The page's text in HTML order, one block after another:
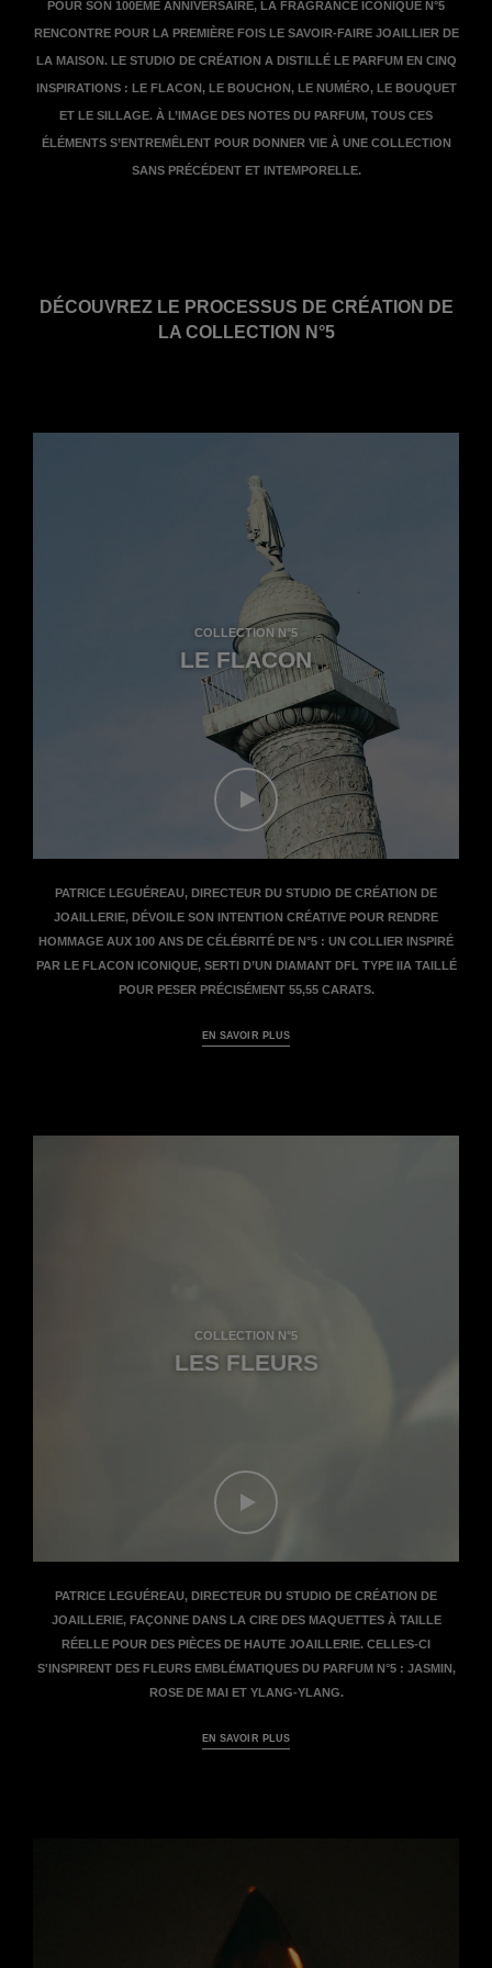
POUR SON 100ÈME ANNIVERSAIRE, LA FRAGRANCE ICONIQUE N°5
RENCONTRE POUR LA PREMIÈRE FOIS LE SAVOIR-FAIRE JOAILLIER DE
LA MAISON. LE STUDIO DE CRÉATION A DISTILLÉ LE PARFUM EN CINQ
INSPIRATIONS : LE FLACON, LE BOUCHON, LE NUMÉRO, LE BOUQUET
ET LE SILLAGE. À L’IMAGE DES NOTES DU PARFUM, TOUS CES
ÉLÉMENTS S’ENTREMÊLENT POUR DONNER VIE À UNE COLLECTION
SANS PRÉCÉDENT ET INTEMPORELLE.
DÉCOUVREZ LE PROCESSUS DE CRÉATION DE
LA COLLECTION N°5
COLLECTION N°5
LE FLACON
Regarder le film - Le film Savoir-
PATRICE LEGUÉREAU, DIRECTEUR DU STUDIO DE CRÉATION DE
JOAILLERIE, DÉVOILE SON INTENTION CRÉATIVE POUR RENDRE
HOMMAGE AUX 100 ANS DE CÉLÉBRITÉ DE N°5 : UN COLLIER INSPIRÉ
PAR LE FLACON ICONIQUE, SERTI D’UN DIAMANT DFL TYPE IIA TAILLÉ
POUR PESER PRÉCISÉMENT 55,55 CARATS.
EN SAVOIR PLUS
COLLECTION N°5
LES FLEURS
Regarder le film - Le film Savoir-
PATRICE LEGUÉREAU, DIRECTEUR DU STUDIO DE CRÉATION DE
JOAILLERIE, FAÇONNE DANS LA CIRE DES MAQUETTES À TAILLE
RÉELLE POUR DES PIÈCES DE HAUTE JOAILLERIE. CELLES-CI
S'INSPIRENT DES FLEURS EMBLÉMATIQUES DU PARFUM N°5 : JASMIN,
ROSE DE MAI ET YLANG-YLANG.
EN SAVOIR PLUS